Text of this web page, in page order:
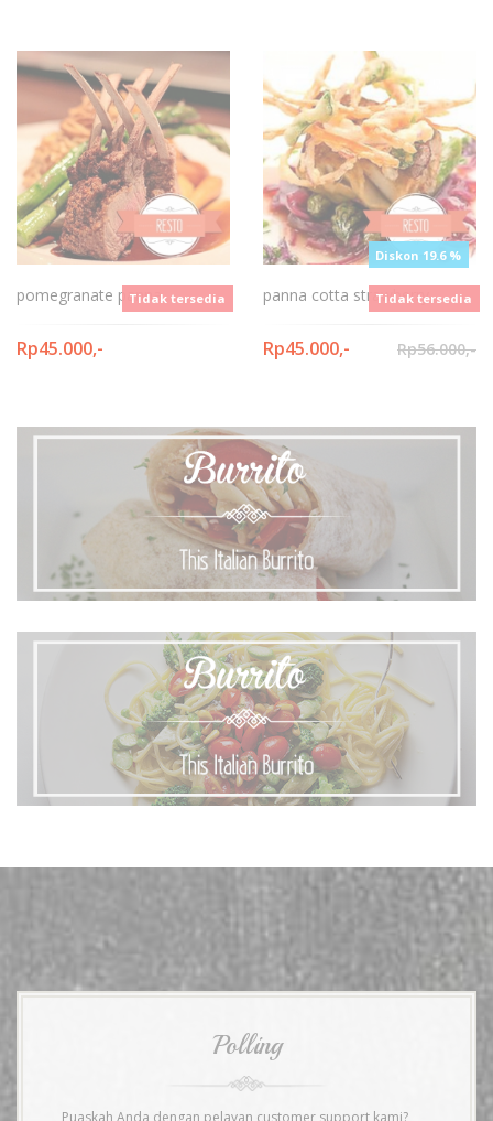
Tidak tersedia
pomegranate panna
Rp45.000,-
Diskon 19.6 %
Tidak tersedia
panna cotta strawberry
Rp45.000,- Rp56.000,-
Polling